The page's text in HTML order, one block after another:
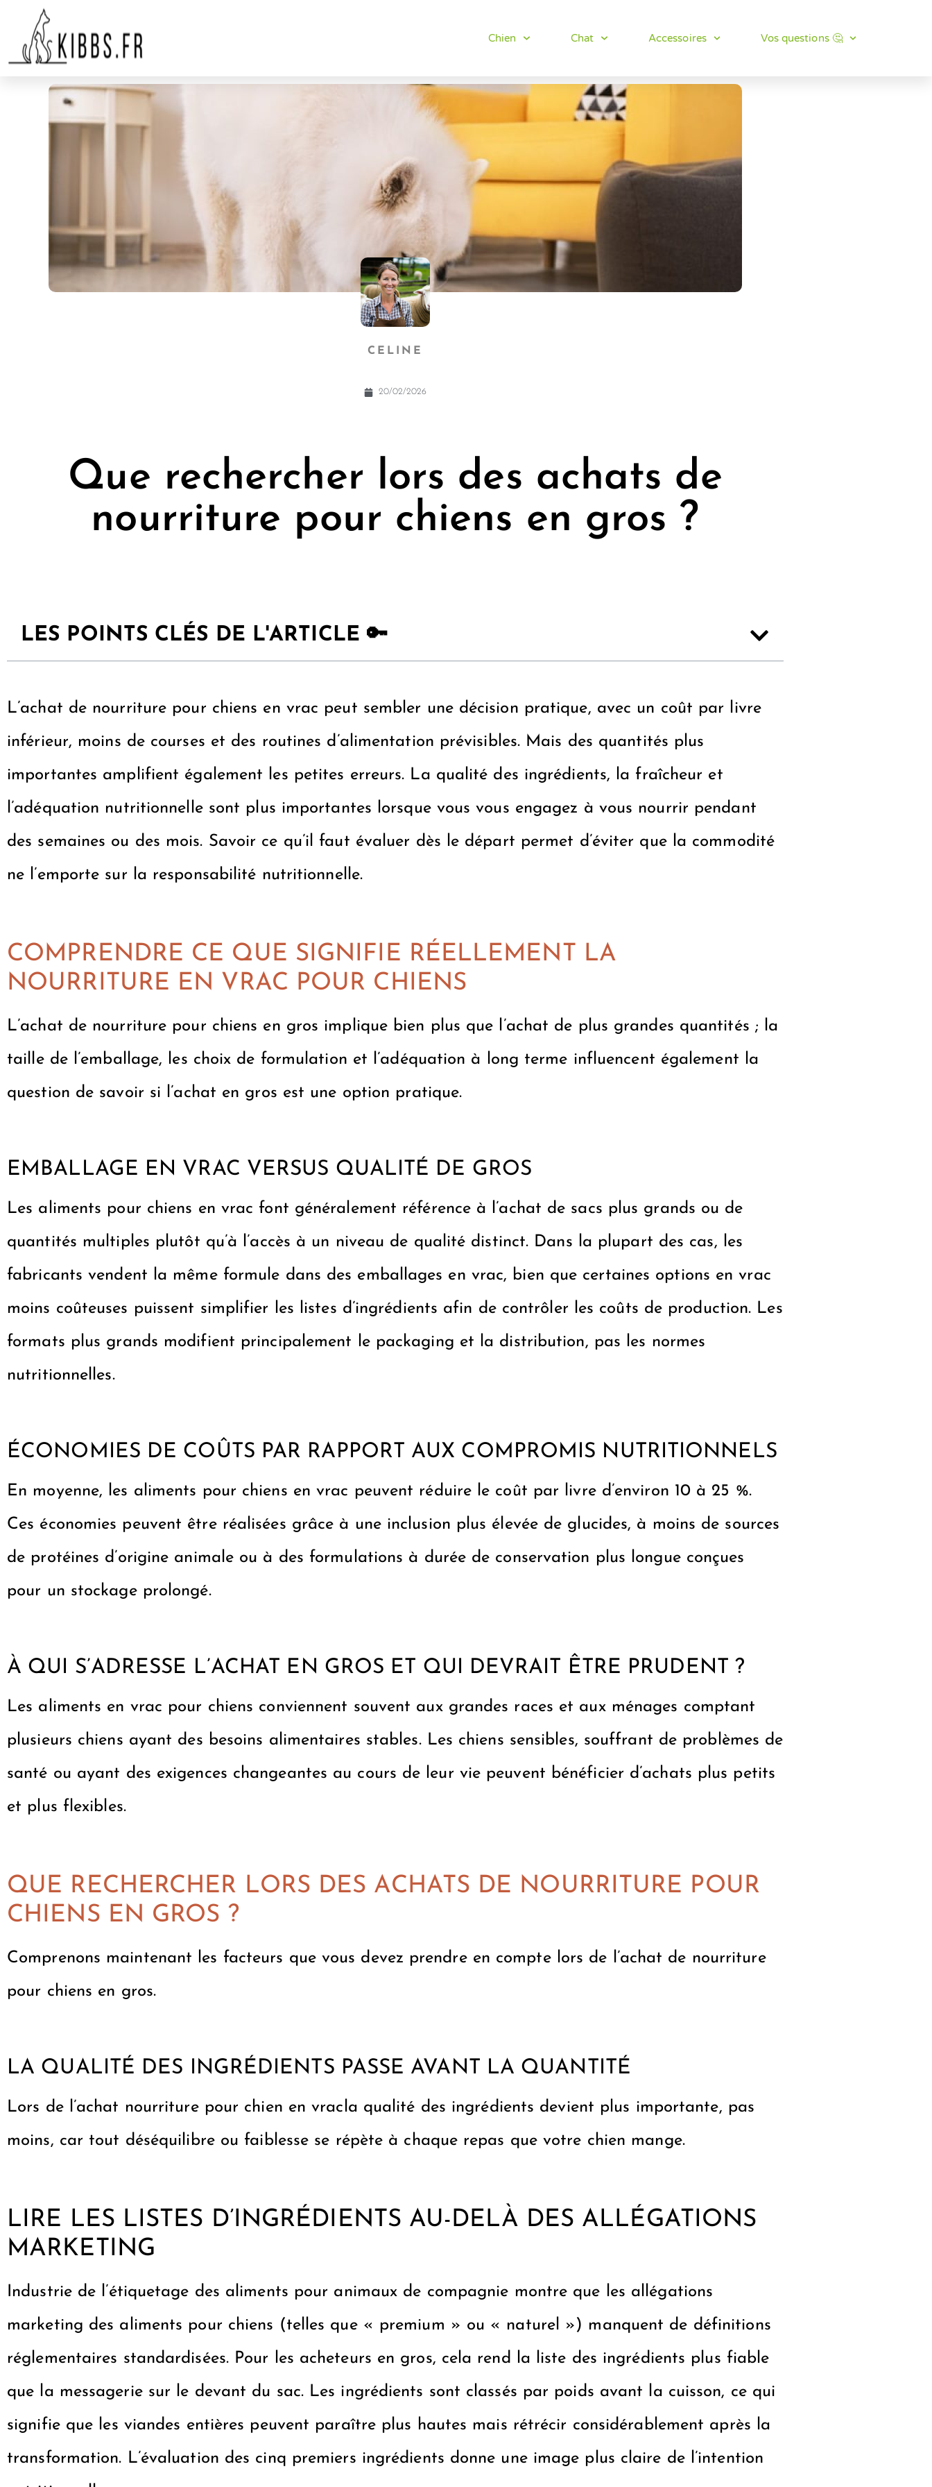
Chien Chat Accessoires Vos questions 🤔
CELINE
20/02/2026
Que rechercher lors des achats de
nourriture pour chiens en gros ?
LES POINTS CLÉS DE L'ARTICLE 🔑
L’achat de nourriture pour chiens en vrac peut sembler une décision pratique, avec un coût par livre
inférieur, moins de courses et des routines d’alimentation prévisibles. Mais des quantités plus
importantes amplifient également les petites erreurs. La qualité des ingrédients, la fraîcheur et
l’adéquation nutritionnelle sont plus importantes lorsque vous vous engagez à vous nourrir pendant
des semaines ou des mois. Savoir ce qu’il faut évaluer dès le départ permet d’éviter que la commodité
ne l’emporte sur la responsabilité nutritionnelle.
COMPRENDRE CE QUE SIGNIFIE RÉELLEMENT LA
NOURRITURE EN VRAC POUR CHIENS
L’achat de nourriture pour chiens en gros implique bien plus que l’achat de plus grandes quantités ; la
taille de l’emballage, les choix de formulation et l’adéquation à long terme influencent également la
question de savoir si l’achat en gros est une option pratique.
EMBALLAGE EN VRAC VERSUS QUALITÉ DE GROS
Les aliments pour chiens en vrac font généralement référence à l’achat de sacs plus grands ou de
quantités multiples plutôt qu’à l’accès à un niveau de qualité distinct. Dans la plupart des cas, les
fabricants vendent la même formule dans des emballages en vrac, bien que certaines options en vrac
moins coûteuses puissent simplifier les listes d’ingrédients afin de contrôler les coûts de production. Les
formats plus grands modifient principalement le packaging et la distribution, pas les normes
nutritionnelles.
ÉCONOMIES DE COÛTS PAR RAPPORT AUX COMPROMIS NUTRITIONNELS
En moyenne, les aliments pour chiens en vrac peuvent réduire le coût par livre d’environ 10 à 25 %.
Ces économies peuvent être réalisées grâce à une inclusion plus élevée de glucides, à moins de sources
de protéines d’origine animale ou à des formulations à durée de conservation plus longue conçues
pour un stockage prolongé.
À QUI S’ADRESSE L’ACHAT EN GROS ET QUI DEVRAIT ÊTRE PRUDENT ?
Les aliments en vrac pour chiens conviennent souvent aux grandes races et aux ménages comptant
plusieurs chiens ayant des besoins alimentaires stables. Les chiens sensibles, souffrant de problèmes de
santé ou ayant des exigences changeantes au cours de leur vie peuvent bénéficier d’achats plus petits
et plus flexibles.
QUE RECHERCHER LORS DES ACHATS DE NOURRITURE POUR
CHIENS EN GROS ?
Comprenons maintenant les facteurs que vous devez prendre en compte lors de l’achat de nourriture
pour chiens en gros.
LA QUALITÉ DES INGRÉDIENTS PASSE AVANT LA QUANTITÉ
Lors de l’achat nourriture pour chien en vracla qualité des ingrédients devient plus importante, pas
moins, car tout déséquilibre ou faiblesse se répète à chaque repas que votre chien mange.
LIRE LES LISTES D’INGRÉDIENTS AU-DELÀ DES ALLÉGATIONS
MARKETING
Industrie de l’étiquetage des aliments pour animaux de compagnie montre que les allégations
marketing des aliments pour chiens (telles que « premium » ou « naturel ») manquent de définitions
réglementaires standardisées. Pour les acheteurs en gros, cela rend la liste des ingrédients plus fiable
que la messagerie sur le devant du sac. Les ingrédients sont classés par poids avant la cuisson, ce qui
signifie que les viandes entières peuvent paraître plus hautes mais rétrécir considérablement après la
transformation. L’évaluation des cinq premiers ingrédients donne une image plus claire de l’intention